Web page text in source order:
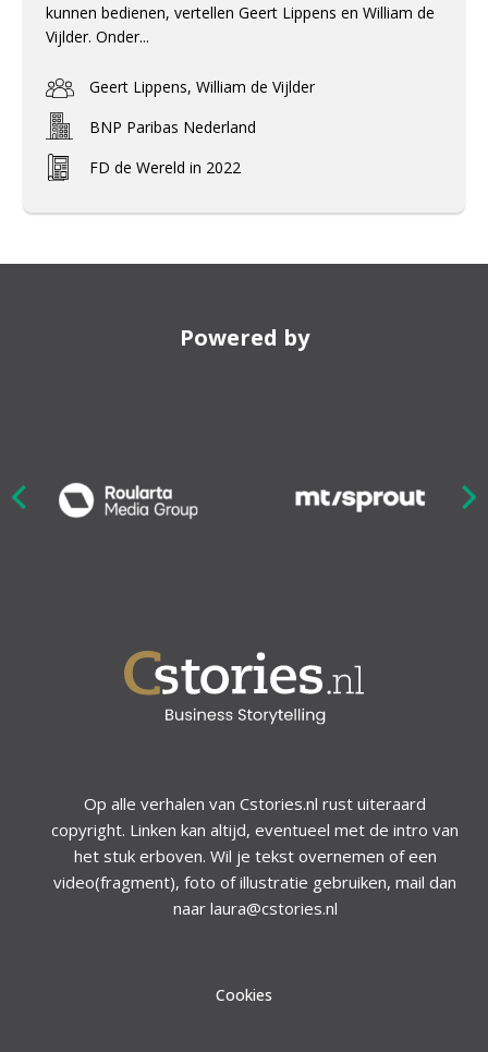
kunnen bedienen, vertellen Geert Lippens en William de
Vijlder. Onder...
Geert Lippens, William de Vijlder
BNP Paribas Nederland
FD de Wereld in 2022
Powered by
Op alle verhalen van Cstories.nl rust uiteraard
copyright. Linken kan altijd, eventueel met de intro van
het stuk erboven. Wil je tekst overnemen of een
video(fragment), foto of illustratie gebruiken, mail dan
naar laura@cstories.nl
Cookies